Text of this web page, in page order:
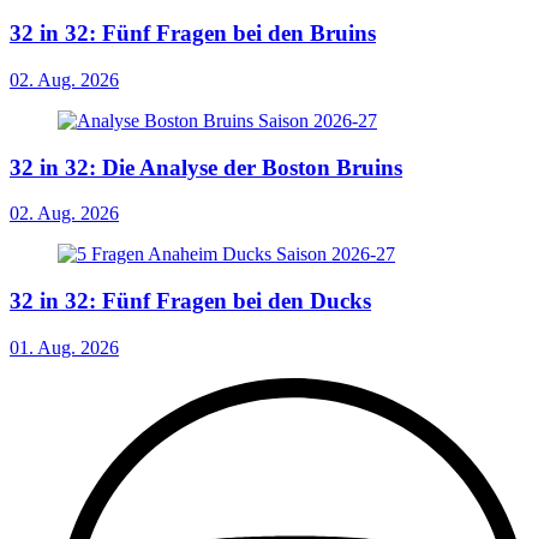
32 in 32: Fünf Fragen bei den Bruins
02. Aug. 2026
32 in 32: Die Analyse der Boston Bruins
02. Aug. 2026
32 in 32: Fünf Fragen bei den Ducks
01. Aug. 2026